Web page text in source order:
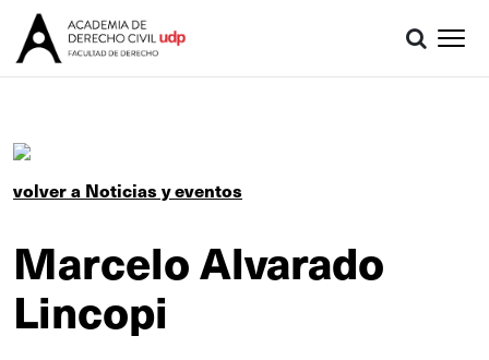
volver a Noticias y eventos
Marcelo Alvarado
Lincopi